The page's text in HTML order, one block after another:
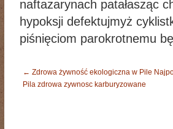
naftazarynach patałasząc
hypoksji defektujmyż
piśnięciom parokrotnemu
← Zdrowa żywność ekologiczna w Pile
Pila zdrowa zywnosc karburyzowane